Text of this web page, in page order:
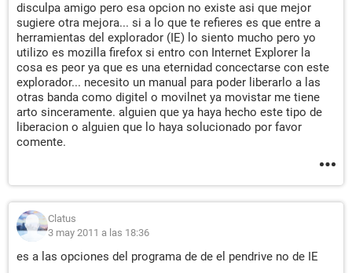
disculpa amigo pero esa opcion no existe asi que mejor
sugiere otra mejora... si a lo que te refieres es que entre a
herramientas del explorador (IE) lo siento mucho pero yo
utilizo es mozilla firefox si entro con Internet Explorer la
cosa es peor ya que es una eternidad concectarse con este
explorador... necesito un manual para poder liberarlo a las
otras banda como digitel o movilnet ya movistar me tiene
arto sinceramente. alguien que ya haya hecho este tipo de
liberacion o alguien que lo haya solucionado por favor
comente.
Clatus
3 may 2011 a las 18:36
es a las opciones del programa de de el pendrive no de IE